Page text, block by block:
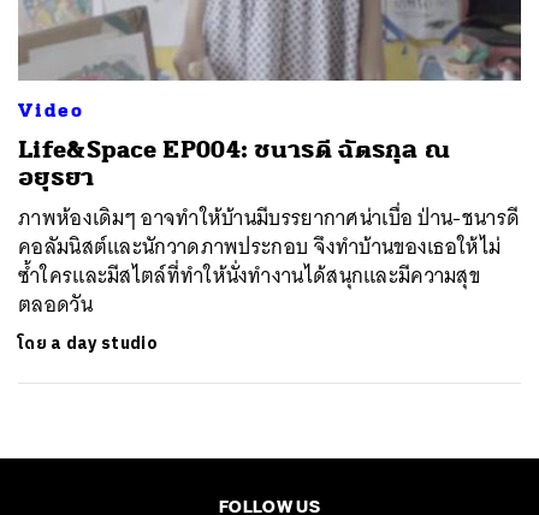
Video
Life&Space EP004: ชนารดี ฉัตรกุล ณ
อยุธยา
ภาพห้องเดิมๆ อาจทำให้บ้านมีบรรยากาศน่าเบื่อ ป่าน-ชนารดี
คอลัมนิสต์และนักวาดภาพประกอบ จึงทำบ้านของเธอให้ไม่
ซ้ำใครและมีสไตล์ที่ทำให้นั่งทำงานได้สนุกและมีความสุข
ตลอดวัน
โดย a day studio
FOLLOW US
ค้นหา
SHARE TWEET LINE EMAIL